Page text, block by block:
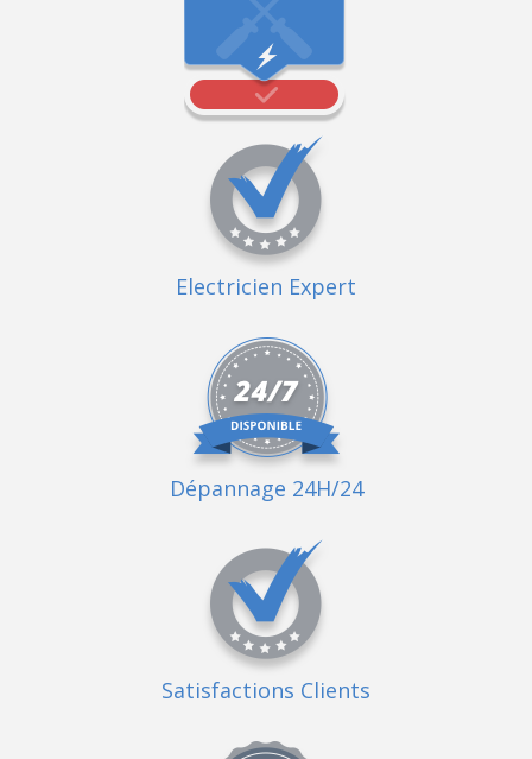
Electricien Expert
Dépannage 24H/24
Satisfactions Clients